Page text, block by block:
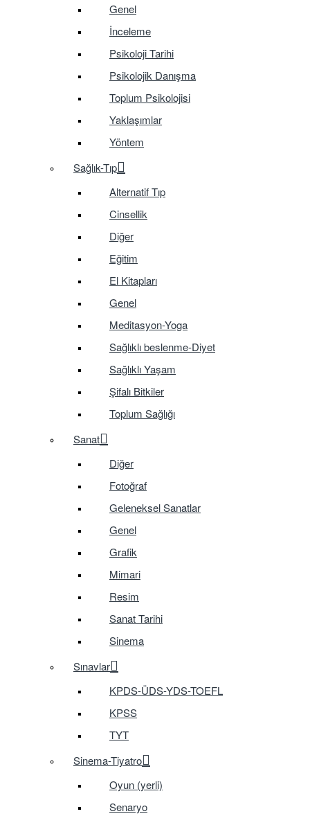
Genel
İnceleme
Psikoloji Tarihi
Psikolojik Danışma
Toplum Psikolojisi
Yaklaşımlar
Yöntem
Sağlık-Tıp
Alternatif Tıp
Cinsellik
Diğer
Eğitim
El Kitapları
Genel
Meditasyon-Yoga
Sağlıklı beslenme-Diyet
Sağlıklı Yaşam
Şifalı Bitkiler
Toplum Sağlığı
Sanat
Diğer
Fotoğraf
Geleneksel Sanatlar
Genel
Grafik
Mimari
Resim
Sanat Tarihi
Sinema
Sınavlar
KPDS-ÜDS-YDS-TOEFL
KPSS
TYT
Sinema-Tiyatro
Oyun (yerli)
Senaryo